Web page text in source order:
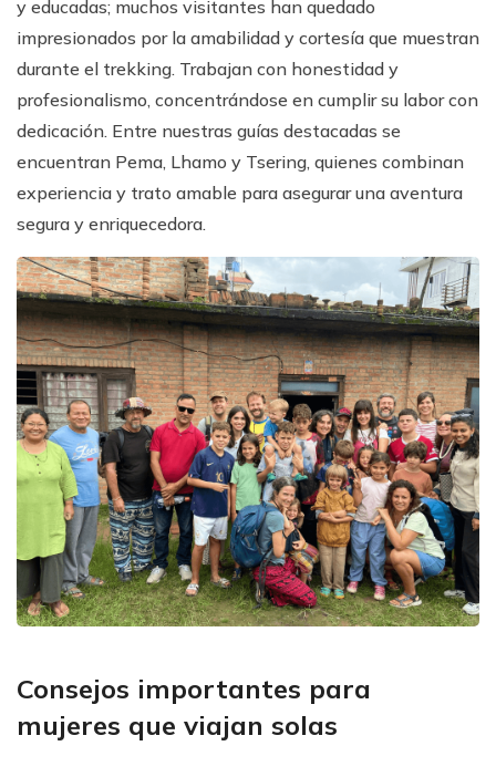
y educadas; muchos visitantes han quedado
impresionados por la amabilidad y cortesía que muestran
durante el trekking. Trabajan con honestidad y
profesionalismo, concentrándose en cumplir su labor con
dedicación. Entre nuestras guías destacadas se
encuentran Pema, Lhamo y Tsering, quienes combinan
experiencia y trato amable para asegurar una aventura
segura y enriquecedora.
Consejos importantes para
mujeres que viajan solas